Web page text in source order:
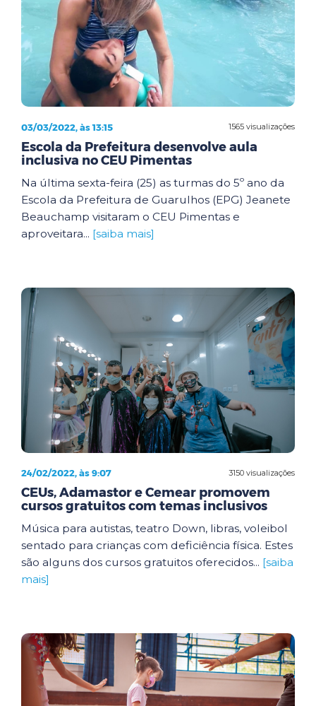
1565 visualizações
03/03/2022, às 13:15
Escola da Prefeitura desenvolve aula
inclusiva no CEU Pimentas
Na última sexta-feira (25) as turmas do 5º ano da
Escola da Prefeitura de Guarulhos (EPG) Jeanete
Beauchamp visitaram o CEU Pimentas e
aproveitara... [saiba mais]
3150 visualizações
24/02/2022, às 9:07
CEUs, Adamastor e Cemear promovem
cursos gratuitos com temas inclusivos
Música para autistas, teatro Down, libras, voleibol
sentado para crianças com deficiência física. Estes
são alguns dos cursos gratuitos oferecidos... [saiba
mais]